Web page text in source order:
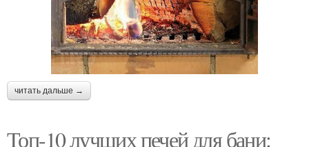
читать дальше →
Топ-10 лучших печей для бани: